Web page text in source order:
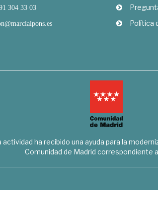
304 33 03
Política
actividad ha recibido una ayuda para la
Comunidad de Madrid correspondiente